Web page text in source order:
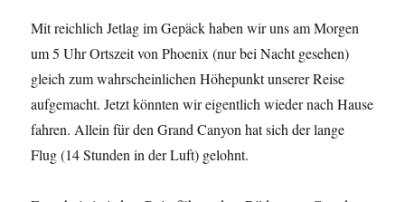
Mit reichlich Jetlag im Gepäck haben wir uns am Morgen
um 5 Uhr Ortszeit von Phoenix (nur bei Nacht gesehen)
gleich zum wahrscheinlichen Höhepunkt unserer Reise
aufgemacht. Jetzt könnten wir eigentlich wieder nach Hause
fahren. Allein für den Grand Canyon hat sich der lange
Flug (14 Stunden in der Luft) gelohnt.